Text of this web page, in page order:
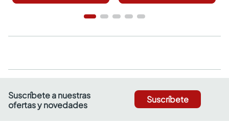
Suscríbete a nuestras
ofertas y novedades
Suscríbete